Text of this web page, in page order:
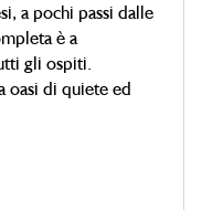
a pochi passi dalle
è a
gli ospiti.
oasi di quiete ed